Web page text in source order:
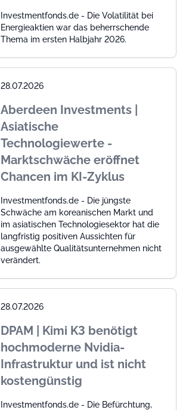
Investmentfonds.de - Die Volatilität bei
Energieaktien war das beherrschende
Thema im ersten Halbjahr 2026.
28.07.2026
Aberdeen Investments |
Asiatische
Technologiewerte -
Marktschwäche eröffnet
Chancen im KI-Zyklus
Investmentfonds.de - Die jüngste
Schwäche am koreanischen Markt und
im asiatischen Technologiesektor hat die
langfristig positiven Aussichten für
ausgewählte Qualitätsunternehmen nicht
verändert.
28.07.2026
DPAM | Kimi K3 benötigt
hochmoderne Nvidia-
Infrastruktur und ist nicht
kostengünstig
Investmentfonds.de - Die Befürchtung,